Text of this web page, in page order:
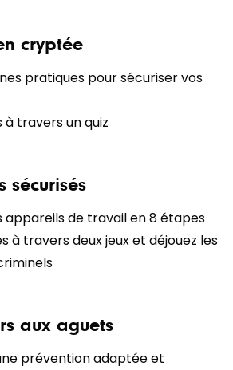
cryptée
pratiques pour sécuriser vos
à travers un quiz
sécurisés
appareils de travail en 8 étapes
à travers deux jeux et déjouez les
aux aguets
prévention adaptée et